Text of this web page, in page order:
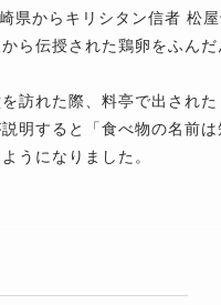
県からキリシタン信者 松
ら伝授された鶏卵をふん
訪れた際、料亭で出され
明すると「食べ物の名前
うになりました。